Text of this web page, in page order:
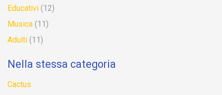
Educativi (12)
Musica (11)
Adulti (11)
Nella stessa categoria
Cactus